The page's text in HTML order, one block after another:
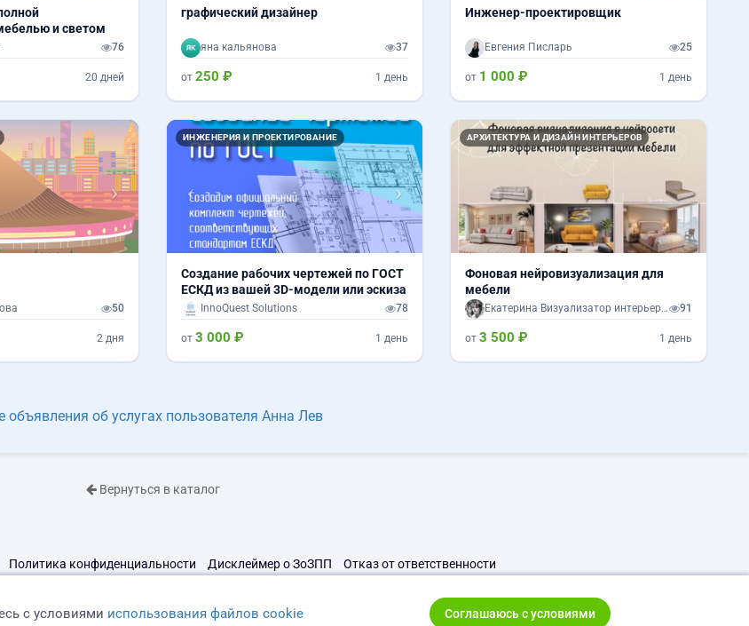
и светом
76
20 дней
графический дизайнер
яна кальянова 37
от 250 ₽ 1 день
Инженер-проектировщик
Евгения Писларь 25
от 1 000 ₽ 1 день
Вперед
50
2 дня
ИНЖЕНЕРИЯ И ПРОЕКТИРОВАНИЕ
Назад Вперед
Создание рабочих чертежей по ГОСТ
ЕСКД из вашей 3D-модели или эскиза
InnoQuest Solutions 78
от 3 000 ₽ 1 день
АРХИТЕКТУРА И ДИЗАЙН ИНТЕРЬЕРОВ
Фоновая нейровизуализация для
мебели
Екатерина Визуализатор интерьеров 91
от 3 500 ₽ 1 день
объявления об услугах пользователя Анна Лев
Вернуться в каталог
Политика конфиденциальности Дисклеймер о ЗоЗПП Отказ от ответственности
с условиями использования файлов cookie Соглашаюсь с условиями